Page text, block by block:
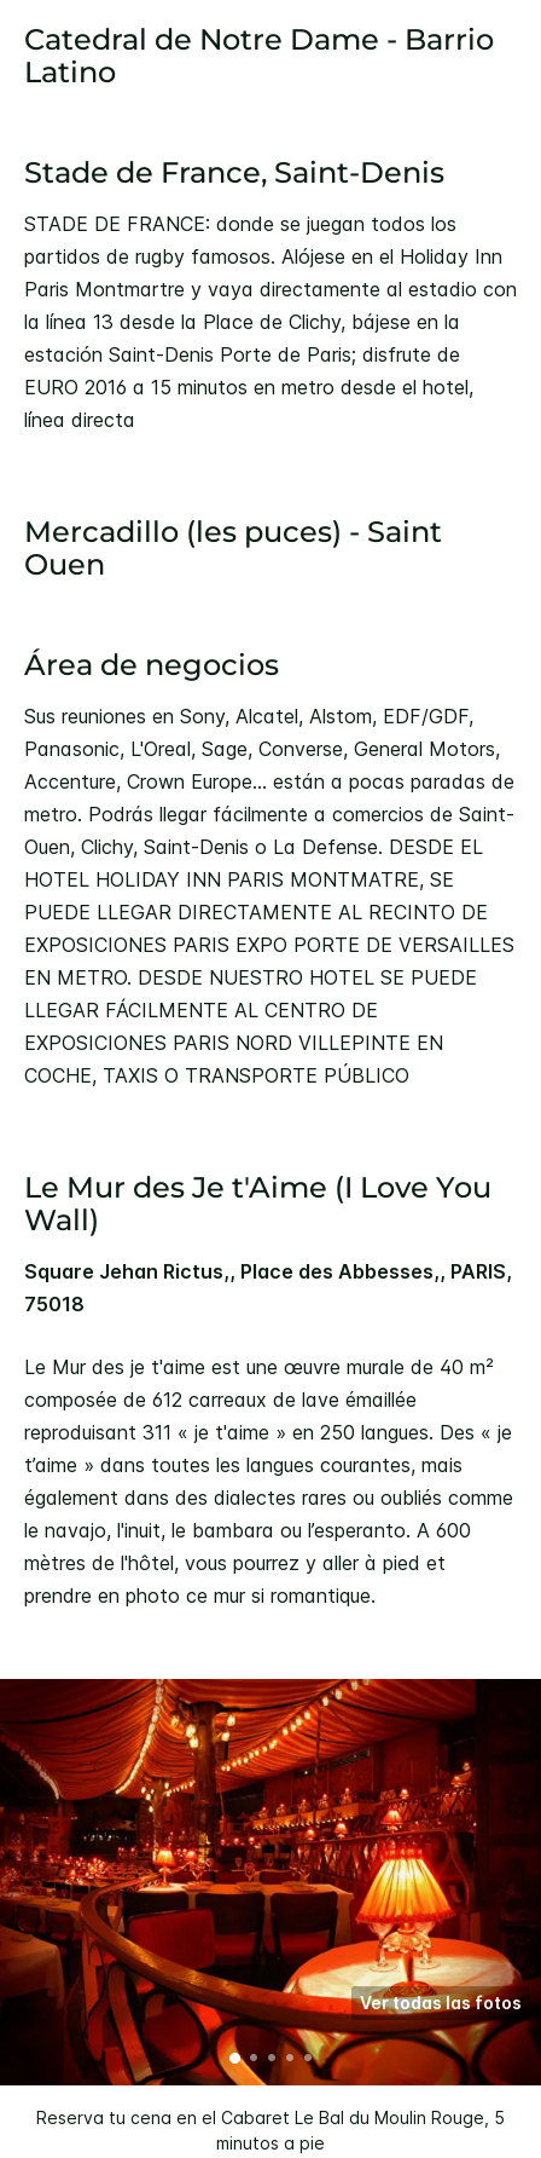
Catedral de Notre Dame - Barrio
Latino
Stade de France, Saint-Denis
STADE DE FRANCE: donde se juegan todos los
partidos de rugby famosos. Alójese en el Holiday Inn
Paris Montmartre y vaya directamente al estadio con
la línea 13 desde la Place de Clichy, bájese en la
estación Saint-Denis Porte de Paris; disfrute de
EURO 2016 a 15 minutos en metro desde el hotel,
línea directa
Mercadillo (les puces) - Saint
Ouen
Área de negocios
Sus reuniones en Sony, Alcatel, Alstom, EDF/GDF,
Panasonic, L'Oreal, Sage, Converse, General Motors,
Accenture, Crown Europe... están a pocas paradas de
metro. Podrás llegar fácilmente a comercios de Saint-
Ouen, Clichy, Saint-Denis o La Defense. DESDE EL
HOTEL HOLIDAY INN PARIS MONTMATRE, SE
PUEDE LLEGAR DIRECTAMENTE AL RECINTO DE
EXPOSICIONES PARIS EXPO PORTE DE VERSAILLES
EN METRO. DESDE NUESTRO HOTEL SE PUEDE
LLEGAR FÁCILMENTE AL CENTRO DE
EXPOSICIONES PARIS NORD VILLEPINTE EN
COCHE, TAXIS O TRANSPORTE PÚBLICO
Le Mur des Je t'Aime (I Love You
Wall)
Square Jehan Rictus,, Place des Abbesses,, PARIS,
75018
Le Mur des je t'aime est une œuvre murale de 40 m²
composée de 612 carreaux de lave émaillée
reproduisant 311 « je t'aime » en 250 langues. Des « je
t’aime » dans toutes les langues courantes, mais
également dans des dialectes rares ou oubliés comme
le navajo, l'inuit, le bambara ou l’esperanto. A 600
mètres de l'hôtel, vous pourrez y aller à pied et
prendre en photo ce mur si romantique.
Reserva tu cena en el Cabaret Le Bal du Moulin Rouge, 5
minutos a pie
Ver todas las fotos